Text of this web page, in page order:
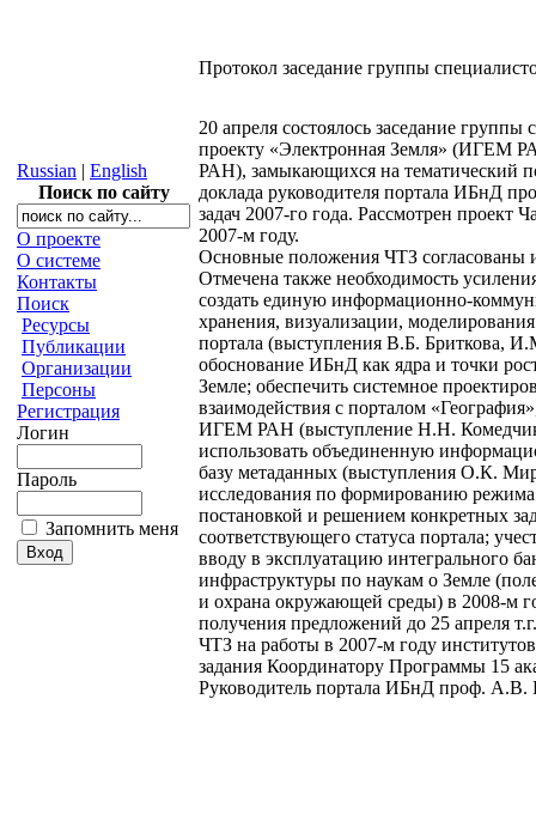
Russian | English
Поиск по сайту
О проекте
О системе
Контакты
Поиск
Ресурсы
Публикации
Организации
Персоны
Регистрация
Логин
Пароль
Запомнить меня
Протокол заседание группы
20 апреля состоялось заседание
проекту «Электронная Земля»
РАН), замыкающихся на тематический
доклада руководителя портала ИБнД
задач 2007-го года. Рассмотрен проект
2007-м году.
Основные положения ЧТЗ согласованы
Отмечена также необходимость
создать единую информационно-
хранения, визуализации,
портала (выступления В.Б. Бриткова,
обоснование ИБнД как ядра и точки
Земле; обеспечить системное
взаимодействия с порталом
ИГЕМ РАН (выступление Н.Н.
использовать объединенную
базу метаданных (выступления О.К.
исследования по формированию
постановкой и решением конкретных
соответствующего статуса портала;
вводу в эксплуатацию интегрального
инфраструктуры по наукам о Земле
и охрана окружающей среды) в 2008-м
получения предложений до 25 апреля
ЧТЗ на работы в 2007-м году
задания Координатору Программы 15
Руководитель портала ИБнД проф. А.В.